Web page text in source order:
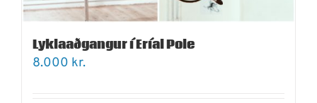
Lyklaaðgangur í Eríal Pole
8.000 kr.